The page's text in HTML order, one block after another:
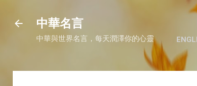
中華名言
中華與世界名言，每天潤澤你的心靈